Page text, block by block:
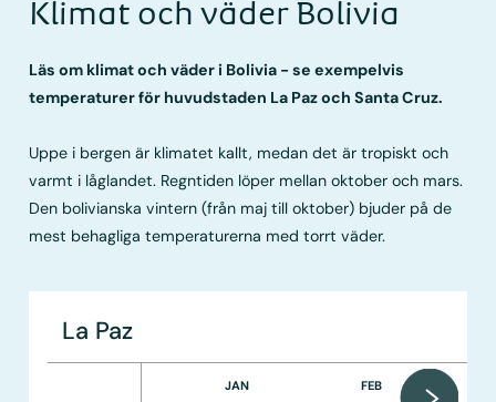
Klimat och väder Bolivia
Läs om klimat och väder i Bolivia - se exempelvis
temperaturer för huvudstaden La Paz och Santa Cruz.
Uppe i bergen är klimatet kallt, medan det är tropiskt och
varmt i låglandet. Regntiden löper mellan oktober och mars.
Den bolivianska vintern (från maj till oktober) bjuder på de
mest behagliga temperaturerna med torrt väder.
La Paz
JAN FEB